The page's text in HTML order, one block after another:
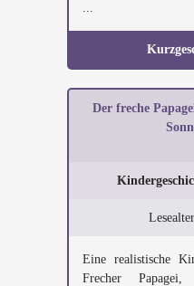
...
Der freche
Eine realistische
Frecher